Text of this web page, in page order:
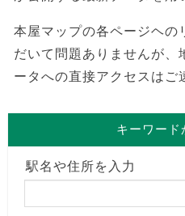
本屋マップの各ページヘの
だいて問題ありませんが、
ータへの直接アクセスはご
キーワード
駅名や住所を入力